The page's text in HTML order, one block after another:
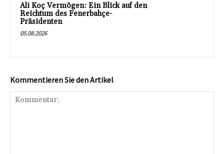
Ali Koç Vermögen: Ein Blick auf den
Reichtum des Fenerbahçe-
Präsidenten
05.08.2026
Kommentieren Sie den Artikel